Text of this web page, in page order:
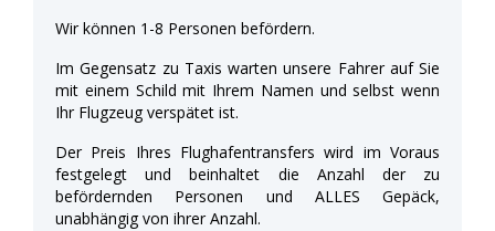
Wir können 1-8 Personen befördern.
Im Gegensatz zu Taxis warten unsere Fahrer auf Sie
mit einem Schild mit Ihrem Namen und selbst wenn
Ihr Flugzeug verspätet ist.
Der Preis Ihres Flughafentransfers wird im Voraus
festgelegt und beinhaltet die Anzahl der zu
befördernden Personen und ALLES Gepäck,
unabhängig von ihrer Anzahl.